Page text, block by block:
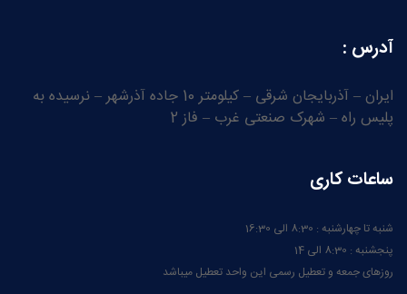
آدرس :
ایران – آذربایجان شرقی – کیلومتر 10 جاده آذرشهر – نرسیده به
پلیس راه – شهرک صنعتی غرب – فاز 2
ساعات کاری
شنبه تا چهارشنبه : 8:30 الی 16:30
پنجشنبه : 8:30 الی 14
روزهای جمعه و تعطیل رسمی این واحد تعطیل میباشد